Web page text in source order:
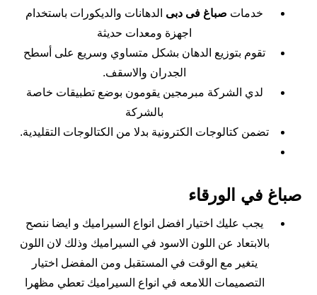
خدمات صباغ فى دبى الدهانات والديكورات باستخدام
اجهزة ومعدات حديثة
تقوم بتوزيع الدهان بشكل متساوي وسريع على أسطح
الجدران والاسقف.
لدي الشركة مبرمجين يقومون بوضع تطبيقات خاصة
بالشركة
تضمن كتالوجات الكترونية بدلا من الكتالوجات التقليدية.
صباغ في الورقاء
يجب عليك اختيار افضل انواع السيراميك و ايضا ننصح
بالابتعاد عن اللون الاسود في السيراميك وذلك لان اللون
يتغير مع الوقت في المستقبل ومن المفضل اختيار
التصميمات اللامعه في انواع السيراميك تعطي مظهرا